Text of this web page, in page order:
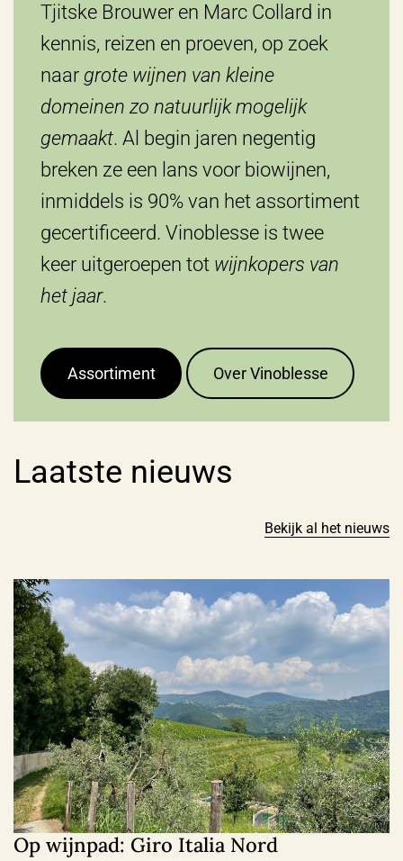
Tjitske Brouwer en Marc Collard in
kennis, reizen en proeven, op zoek
naar grote wijnen van kleine
domeinen zo natuurlijk mogelijk
gemaakt. Al begin jaren negentig
breken ze een lans voor biowijnen,
inmiddels is 90% van het assortiment
gecertificeerd. Vinoblesse is twee
keer uitgeroepen tot wijnkopers van
het jaar.
Assortiment Over Vinoblesse
Laatste nieuws
Bekijk al het nieuws
Op wijnpad: Giro Italia Nord